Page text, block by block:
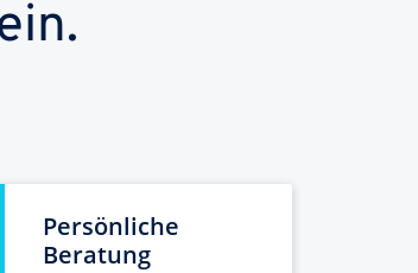
Persönliche
Beratung